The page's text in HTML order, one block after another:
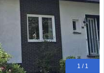
1 / 1